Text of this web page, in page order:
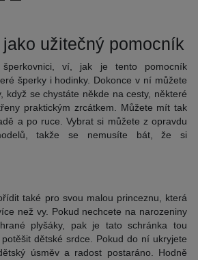
užitečný pomocník
ví, jak je tento pomocník
šperky i hodinky. Dokonce v ní můžete
když se chystáte někde na cesty, některé
praktickým zrcátkem. Můžete mít tak
a po ruce. Vybrat si můžete z opravdu
takže se nemusíte bát, že si
také pro svou malou princeznu, která
než vy. Pokud nechcete na narozeniny
plyšáky, pak je tato schránka tou
dětské srdce. Pokud do ní ukryjete
úsměv a radost postaráno. Hodně